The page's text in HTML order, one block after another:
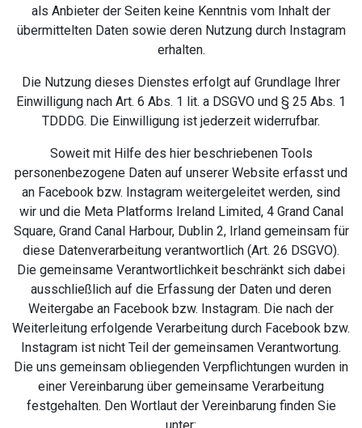
als Anbieter der Seiten keine Kenntnis vom Inhalt der
übermittelten Daten sowie deren Nutzung durch Instagram
erhalten.
Die Nutzung dieses Dienstes erfolgt auf Grundlage Ihrer
Einwilligung nach Art. 6 Abs. 1 lit. a DSGVO und § 25 Abs. 1
TDDDG. Die Einwilligung ist jederzeit widerrufbar.
Soweit mit Hilfe des hier beschriebenen Tools
personenbezogene Daten auf unserer Website erfasst und
an Facebook bzw. Instagram weitergeleitet werden, sind
wir und die Meta Platforms Ireland Limited, 4 Grand Canal
Square, Grand Canal Harbour, Dublin 2, Irland gemeinsam für
diese Datenverarbeitung verantwortlich (Art. 26 DSGVO).
Die gemeinsame Verantwortlichkeit beschränkt sich dabei
ausschließlich auf die Erfassung der Daten und deren
Weitergabe an Facebook bzw. Instagram. Die nach der
Weiterleitung erfolgende Verarbeitung durch Facebook bzw.
Instagram ist nicht Teil der gemeinsamen Verantwortung.
Die uns gemeinsam obliegenden Verpflichtungen wurden in
einer Vereinbarung über gemeinsame Verarbeitung
festgehalten. Den Wortlaut der Vereinbarung finden Sie